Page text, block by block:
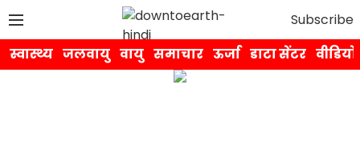
Subscribe
स्वास्थ्य जलवायु वायु समाचार ऊर्जा डाटा सेंटर वीडियो